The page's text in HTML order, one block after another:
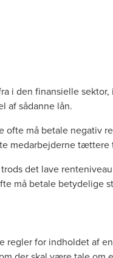
i den finansielle
af sådanne lån.
ofte må betale negativ
medarbejderne tættere
det lave
må betale betydelige
for indholdet af